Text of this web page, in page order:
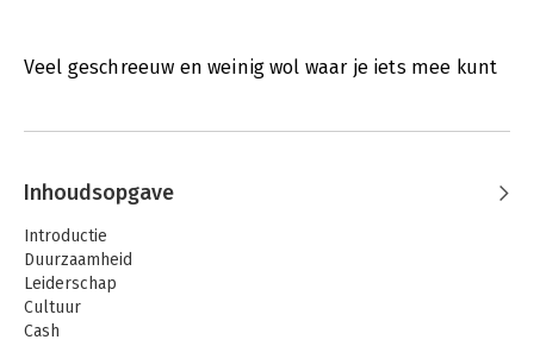
Veel geschreeuw en weinig wol waar je iets mee kunt
Inhoudsopgave
Introductie
Duurzaamheid
Leiderschap
Cultuur
Cash